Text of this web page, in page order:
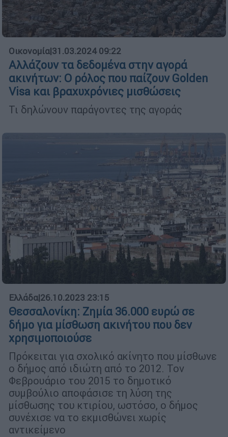
Οικονομία|31.03.2024 09:22
Αλλάζουν τα δεδομένα στην αγορά
ακινήτων: Ο ρόλος που παίζουν Golden
Visa και βραχυχρόνιες μισθώσεις
Τι δηλώνουν παράγοντες της αγοράς
Ελλάδα|26.10.2023 23:15
Θεσσαλονίκη: Ζημία 36.000 ευρώ σε
δήμο για μίσθωση ακινήτου που δεν
χρησιμοποιούσε
Πρόκειται για σχολικό ακίνητο που μίσθωνε
ο δήμος από ιδιώτη από το 2012. Τον
Φεβρουάριο του 2015 το δημοτικό
συμβούλιο αποφάσισε τη λύση της
μίσθωσης του κτιρίου, ωστόσο, ο δήμος
συνέχισε να το εκμισθώνει χωρίς
αντικείμενο